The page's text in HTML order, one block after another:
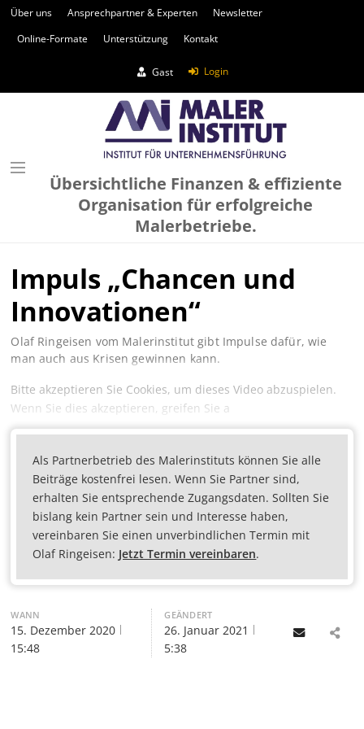
Über uns Ansprechpartner & Experten
Newsletter
Online-Formate
Unterstützung Kontakt
Gast Login
Übersichtliche Finanzen & effiziente
Organisation für erfolgreiche
Malerbetriebe.
Impuls „Chancen und
Innovationen“
Olaf Ringeisen vom Malerinstitut gibt Impulse dafür, wie
man auch aus Krisen gewinnen kann.
Bitte akzeptieren Sie Cookies, um dieses Video abzuspielen.
Wenn Sie dies akzeptieren, greifen Sie a
Als Partnerbetrieb des Malerinstituts können Sie alle
Beiträge kostenfrei lesen. Wenn Sie Partner sind,
erhalten Sie entsprechende Zugangsdaten. Sollten Sie
bislang kein Partner sein und Interesse haben,
vereinbaren Sie einen unverbindlichen Termin mit
Olaf Ringeisen: Jetzt Termin vereinbaren.
WANN
15. Dezember 2020
15:48
GEÄNDERT
26. Januar 2021
5:38
Email